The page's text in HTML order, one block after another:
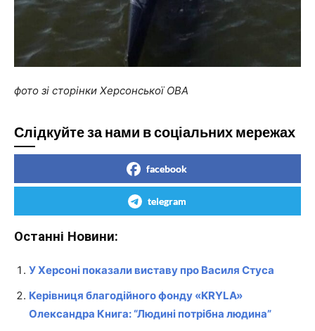
фото зі сторінки Херсонської ОВА
Слідкуйте за нами в соціальних мережах
facebook
telegram
Останні Новини:
У Херсоні показали виставу про Василя Стуса
Керівниця благодійного фонду «KRYLA»
Олександра Книга: “Людині потрібна людина”